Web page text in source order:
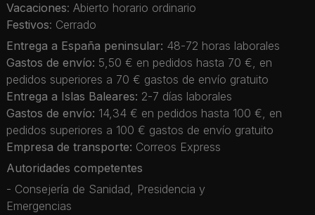
Vacaciones: Abierto horario ordinario
Festivos: Cerrado
Entrega a España peninsular: 48-72 horas laborales
Gastos de envío: 5,50 € en pedidos hasta 70 €, en
pedidos superiores a 70 € gastos de envío gratuito
Entrega a Islas Baleares: 2-7 días laborales
Gastos de envío: 14,34 € en pedidos hasta 100 €, en
pedidos superiores a 100 € gastos de envío gratuito
Empresa de transporte: Correos Express
Autoridades competentes
- Consejería de Sanidad, Presidencia y
Emergencias